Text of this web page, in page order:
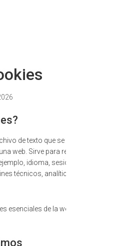
de texto que se almacena en
web. Sirve para recordar tu
idioma, sesión iniciada,
técnicos, analíticos o de
esenciales de la web podrían no